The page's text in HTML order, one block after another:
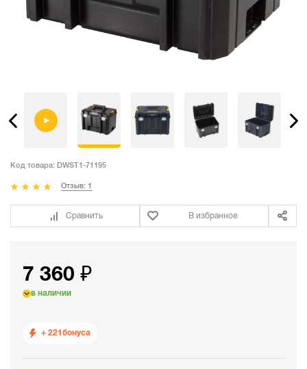
Код товара: DWST1-71195
Отзыв: 1
Сравнить В избранное
7 360 ₽
в наличии
+ 221 бонуса